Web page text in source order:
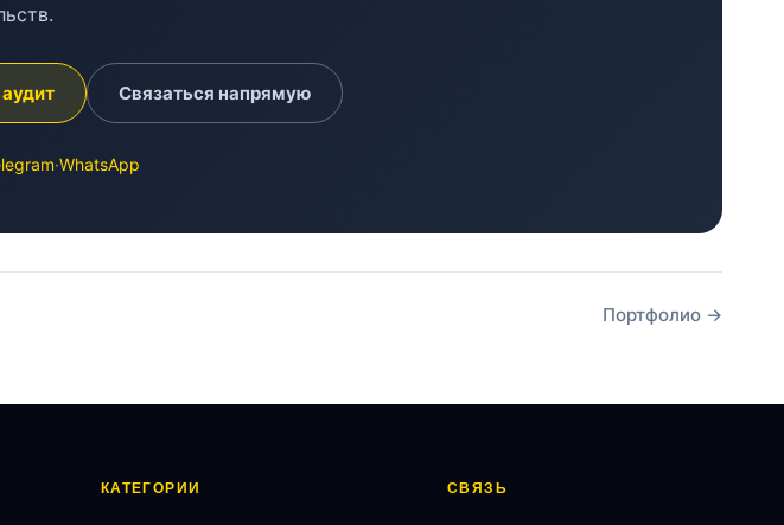
Связаться напрямую
·WhatsApp
Портфолио →
КАТЕГОРИИ СВЯЗЬ